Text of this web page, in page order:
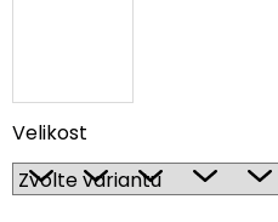
Velikost